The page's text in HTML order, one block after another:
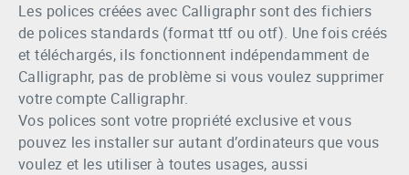
Les polices créées avec Calligraphr sont des fichiers
de polices standards (format ttf ou otf). Une fois créés
et téléchargés, ils fonctionnent indépendamment de
Calligraphr, pas de problème si vous voulez supprimer
votre compte Calligraphr.
Vos polices sont votre propriété exclusive et vous
pouvez les installer sur autant d’ordinateurs que vous
voulez et les utiliser à toutes usages, aussi